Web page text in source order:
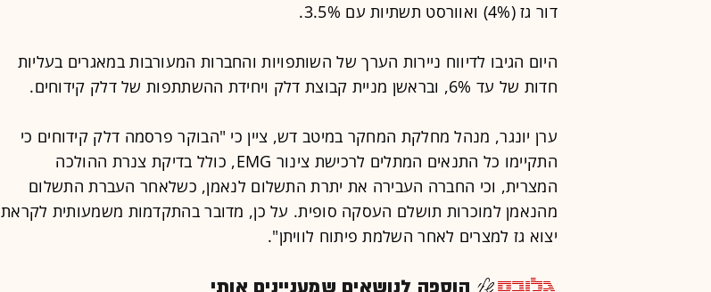
דור גז (4%) ואוורסט תשתיות עם 3.5%.
היום הגיבו לדיווח ניירות הערך של השותפויות והחברות המעורבות במאגרים בעליות
חדות של עד 6%, ובראשן מניית קבוצת דלק ויחידת ההשתתפות של דלק קידוחים.
ערן יונגר, מנהל מחלקת המחקר במיטב דש, ציין כי "הבוקר פרסמה דלק קידוחים כי
התקיימו כל התנאים המתלים לרכישת צינור EMG, כולל בדיקת צנרת ההולכה
המצרית, וכי החברה העבירה את יתרת התשלום לנאמן, כשלאחר העברת התשלום
מהנאמן למוכרות תושלם העסקה סופית. על כן, מדובר בהתקדמות משמעותית לקראת
יצוא גז למצרים לאחר השלמת פיתוח לוויתן".